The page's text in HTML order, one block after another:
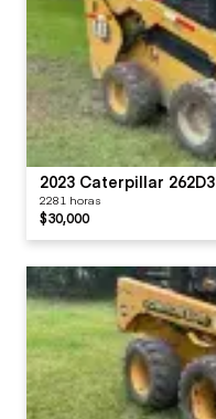
2023 Caterpillar 262D3
2281 horas
$30,000